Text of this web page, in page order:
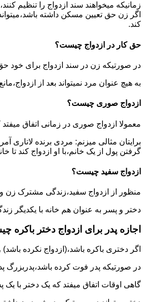
زمانیکه میخواهند سند ازدواج را تنظیم
اگر زن حق تعیین مسکن داشته
کند.
حق کار در ازدواج چیست؟
در صورتیکه زن در سند ازدواج برای خود حق
به هیچ عنوان مرد نمیتواند بعد از
ازدواج صوری چیست؟
معمولا ازدواج صوری در زمانی اتفاق
برایتان مثالی میزنم: مردی برنده
گرفتن پول از یک خانم،با او ازدواج کند
ازدواج سفید چیست؟
منظور از ازدواج سفید،زندگی مشترک زن
دختر و پسر به عنوان هم خانه با یکدیگر
اجازه پدر برای ازدواج دختر باکره
اگر دختری باکره باشد،(ازدواج نکرده
در صورتیکه پدر فوت کرده باشد،پدربزرگ
گاهی اوقات اتفاق میفتد که یک دختر با